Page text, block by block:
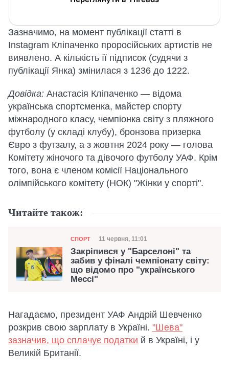
Зазначимо, на момент публікації статті в
Instagram Кліпаченко проросійських артистів не
виявлено. А кількість її підписок (судячи з
публікації Янка) змінилася з 1236 до 1222.
Довідка: Анастасія Кліпаченко — відома
українська спортсменка, майстер спорту
міжнародного класу, чемпіонка світу з пляжного
футболу (у складі клубу), бронзова призерка
Євро з футзалу, а з жовтня 2024 року — голова
Комітету жіночого та дівочого футболу УАФ. Крім
того, вона є членом комісії Національного
олімпійського комітету (НОК) "Жінки у спорті".
Читайте також:
Категорія
СПОРТ Дата публікації
11 червня, 11:01
Закріпився у "Барселоні" та
забив у фіналі чемпіонату світу:
що відомо про "українського
Мессі"
Нагадаємо, президент УАФ Андрій Шевченко
розкрив свою зарплату в Україні. "Шева"
зазначив, що сплачує податки й в Україні, і у
Великій Британії.